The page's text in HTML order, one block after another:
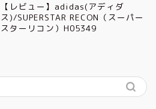
【レビュー】adidas(アディダ
ス)/SUPERSTAR RECON（スーパー
スターリコン）H05349